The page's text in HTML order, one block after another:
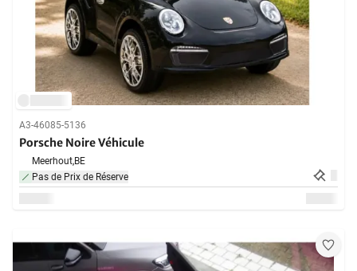
A3-46085-5136
Porsche Noire Véhicule
Meerhout,BE
Pas de Prix de Réserve